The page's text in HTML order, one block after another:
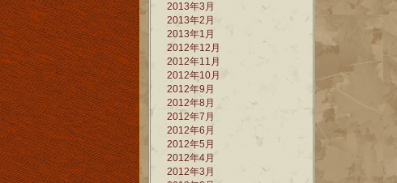
2013年3月
2013年2月
2013年1月
2012年12月
2012年11月
2012年10月
2012年9月
2012年8月
2012年7月
2012年6月
2012年5月
2012年4月
2012年3月